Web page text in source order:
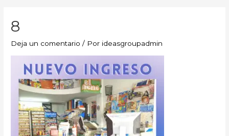
8
Deja un comentario / Por ideasgroupadmin